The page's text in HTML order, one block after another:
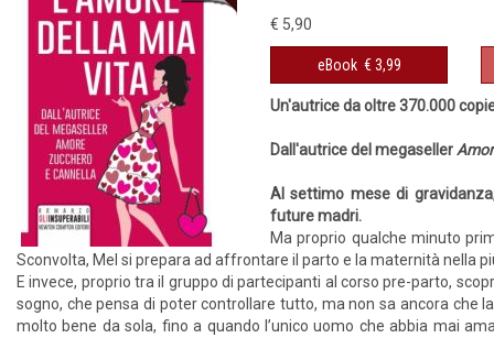
€ 5,90
eBook € 3,99
Un'autrice da oltre 370.000
Dall'autrice del megaseller
Al settimo mese di
future madri.
Ma proprio qualche minuto
Sconvolta, Mel si prepara ad affrontare il parto e la maternità nella
E invece, proprio tra il gruppo di partecipanti al corso pre-parto,
sogno, che pensa di poter controllare tutto, ma non sa ancora che
molto bene da sola, fino a quando l’unico uomo che abbia mai